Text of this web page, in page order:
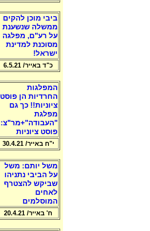
ביבי מוכן להקים
ממשלה שנשענת
על רע"ם, מפלגה
מסוכנת למדינת
ישראל!
כ"ד באייר/ 6.5.21
המפלגות
החרדיות הן פוסט
ציוניות!! כך גם
מפלגת
"העבודה"+מר"צ:
פוסט ציוניות
י"ח באייר/ 30.4.21
משל יותם: משל
על הביבי נתניהו
שביקש להצטרף
לאחים
המוסלמים
ח' באייר/ 20.4.21